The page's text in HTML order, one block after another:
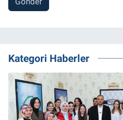
Kategori Haberler